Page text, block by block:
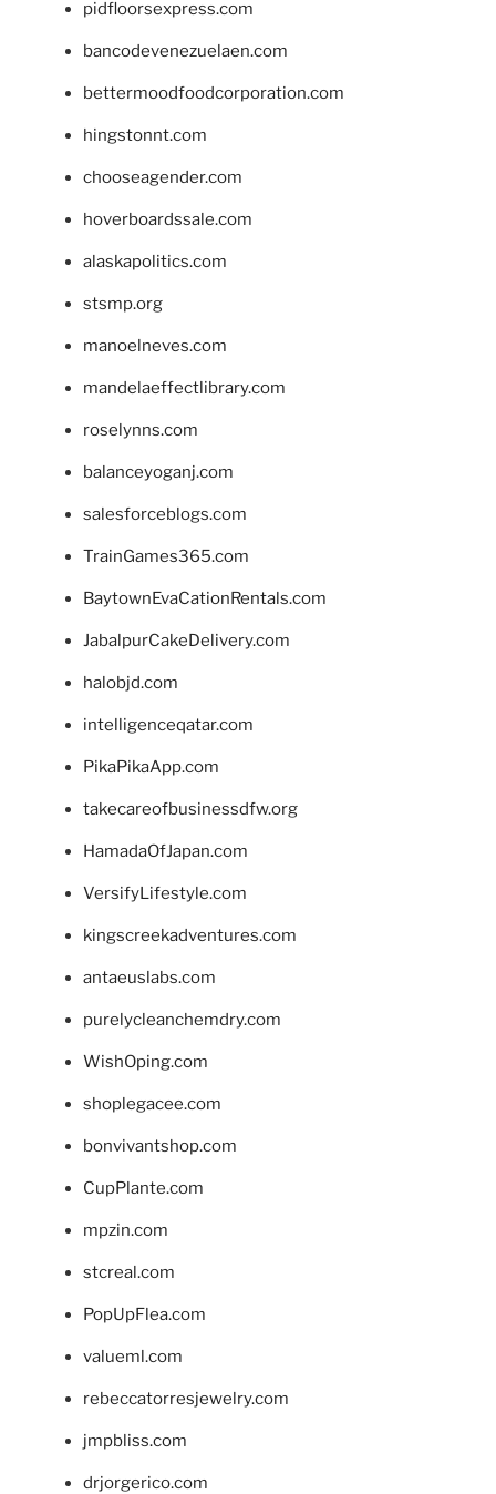
pidfloorsexpress.com
bancodevenezuelaen.com
bettermoodfoodcorporation.com
hingstonnt.com
chooseagender.com
hoverboardssale.com
alaskapolitics.com
stsmp.org
manoelneves.com
mandelaeffectlibrary.com
roselynns.com
balanceyoganj.com
salesforceblogs.com
TrainGames365.com
BaytownEvaCationRentals.com
JabalpurCakeDelivery.com
halobjd.com
intelligenceqatar.com
PikaPikaApp.com
takecareofbusinessdfw.org
HamadaOfJapan.com
VersifyLifestyle.com
kingscreekadventures.com
antaeuslabs.com
purelycleanchemdry.com
WishOping.com
shoplegacee.com
bonvivantshop.com
CupPlante.com
mpzin.com
stcreal.com
PopUpFlea.com
valueml.com
rebeccatorresjewelry.com
jmpbliss.com
drjorgerico.com